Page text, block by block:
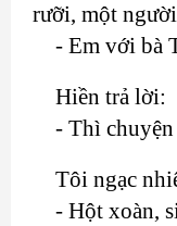
rưỡi, một
- Em với bà
Hiền trả lời:
- Thì chuyện
Tôi ngạc
- Hột xoàn,